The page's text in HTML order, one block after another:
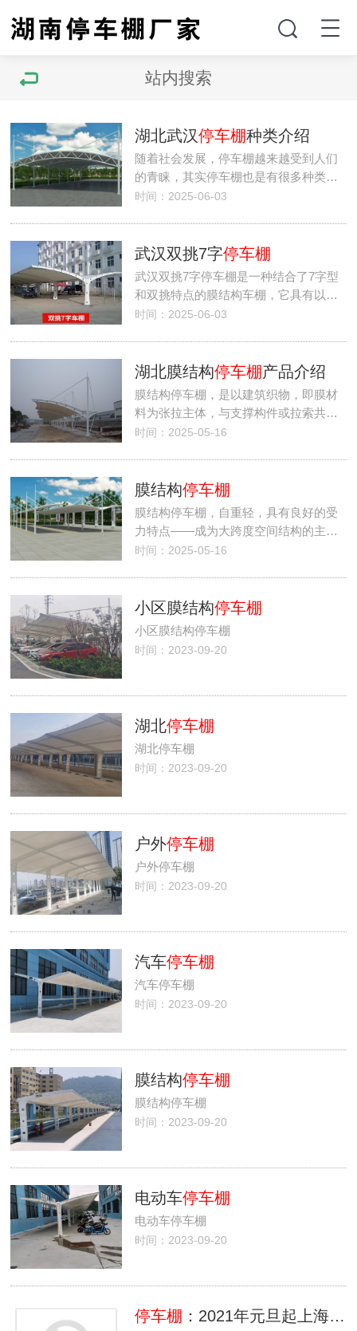
站内搜索
湖北武汉停车棚种类介绍
随着社会发展，停车棚越来越受到人们
的青睐，其实停车棚也是有很多种类…
时间：2025-06-03
武汉双挑7字停车棚
武汉双挑7字停车棚是一种结合了7字型
和双挑特点的膜结构车棚，它具有以…
时间：2025-06-03
湖北膜结构停车棚产品介绍
膜结构停车棚，是以建筑织物，即膜材
料为张拉主体，与支撑构件或拉索共…
时间：2025-05-16
膜结构停车棚
膜结构停车棚，自重轻，具有良好的受
力特点——成为大跨度空间结构的主…
时间：2025-05-16
小区膜结构停车棚
小区膜结构停车棚
时间：2023-09-20
湖北停车棚
湖北停车棚
时间：2023-09-20
户外停车棚
户外停车棚
时间：2023-09-20
汽车停车棚
汽车停车棚
时间：2023-09-20
膜结构停车棚
膜结构停车棚
时间：2023-09-20
电动车停车棚
电动车停车棚
时间：2023-09-20
停车棚 ：2021年元旦起上海超市禁止提供塑料袋